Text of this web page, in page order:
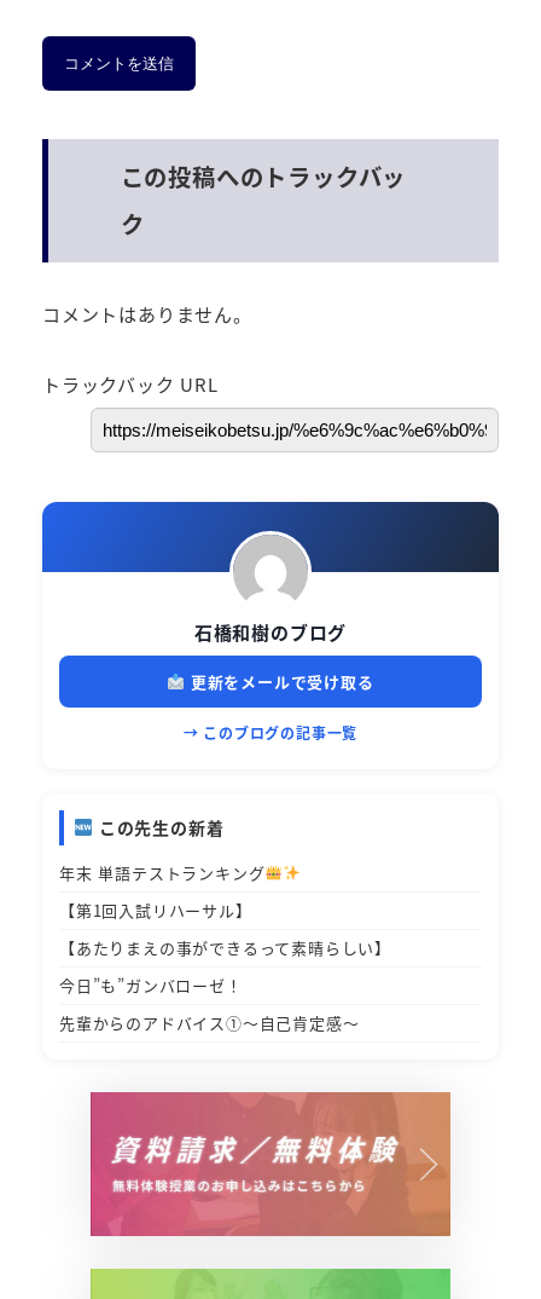
この投稿へのトラックバッ
ク
コメントはありません。
トラックバック URL
石橋和樹のブログ
更新をメールで受け取る
→ このブログの記事一覧
この先生の新着
年末 単語テストランキング
【第1回入試リハーサル】
【あたりまえの事ができるって素晴らしい】
今日”も”ガンバローゼ！
先輩からのアドバイス①～自己肯定感～